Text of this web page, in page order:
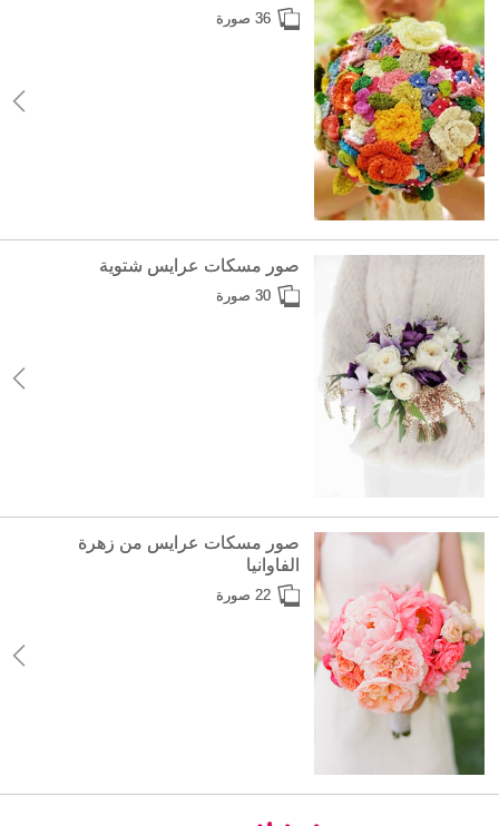
36 صورة
صور مسكات عرايس شتوية
30 صورة
صور مسكات عرايس من زهرة
الفاوانيا
22 صورة